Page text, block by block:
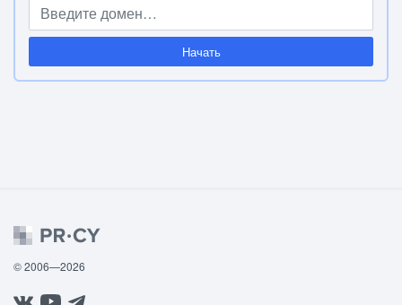
Начать
© 2006—2026